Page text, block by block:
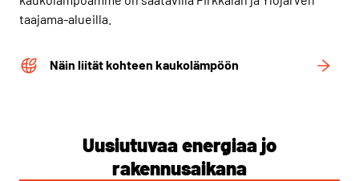
taajama-alueilla.
Näin liität kohteen kaukolämpöön
Uusiutuvaa energiaa jo
rakennusaikana